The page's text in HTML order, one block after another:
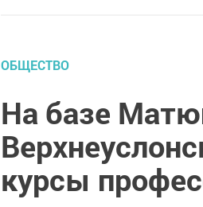
ОБЩЕСТВО
На базе
курсы